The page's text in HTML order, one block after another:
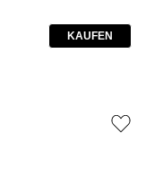
KAUFEN